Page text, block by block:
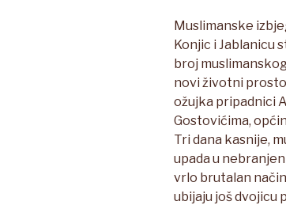
Muslimanske
Konjic i Jablanicu
broj
novi životni
ožujka pripadnici
Gostovićima,
Tri dana kasnije,
upada u
vrlo brutalan
ubijaju još dvojicu